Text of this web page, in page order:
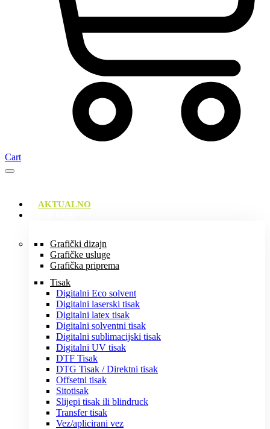
Cart
AKTUALNO
Grafički dizajn
Grafičke usluge
Grafička priprema
Tisak
Digitalni Eco solvent
Digitalni laserski tisak
Digitalni latex tisak
Digitalni solventni tisak
Digitalni sublimacijski tisak
Digitalni UV tisak
DTF Tisak
DTG Tisak / Direktni tisak
Offsetni tisak
Sitotisak
Slijepi tisak ili blindruck
Transfer tisak
Vez/aplicirani vez